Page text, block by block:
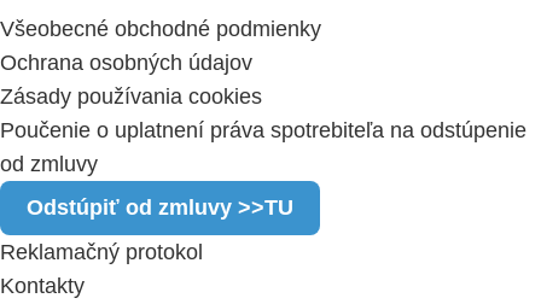
Všeobecné obchodné podmienky
Ochrana osobných údajov
Zásady používania cookies
Poučenie o uplatnení práva spotrebiteľa na odstúpenie
od zmluvy
Odstúpiť od zmluvy >>TU
Reklamačný protokol
Kontakty